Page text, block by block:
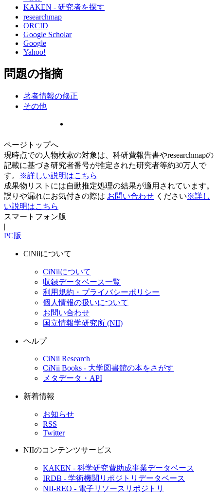
KAKEN - 研究者を探す
researchmap
ORCID
Google Scholar
Google
Yahoo!
問題の指摘
著者情報の修正
その他
ページトップへ
現時点での人物検索の対象は、科研費報告書やresearchmapの
記載に基づき研究者番号が推定された研究者等約30万人で
す。
※詳しい説明はこちら
成果物リストには自動推定処理の結果が適用されています。
誤りや漏れにお気付きの際は お問い合わせ ください※詳し
い説明はこちら
スマートフォン版
|
PC版
CiNiiについて
CiNiiについて
収録データベース一覧
利用規約・プライバシーポリシー
個人情報の扱いについて
お問い合わせ
国立情報学研究所 (NII)
ヘルプ
CiNii Research
CiNii Books - 大学図書館の本をさがす
メタデータ・API
新着情報
お知らせ
RSS
Twitter
NIIのコンテンツサービス
KAKEN - 科学研究費助成事業データベース
IRDB - 学術機関リポジトリデータベース
NII-REO - 電子リソースリポジトリ